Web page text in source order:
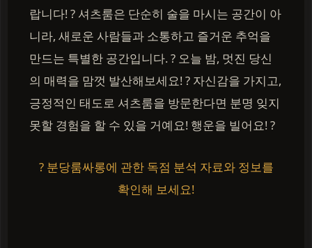
랍니다! ? 셔츠룸은 단순히 술을 마시는 공간이 아
니라, 새로운 사람들과 소통하고 즐거운 추억을
만드는 특별한 공간입니다. ? 오늘 밤, 멋진 당신
의 매력을 맘껏 발산해보세요! ? 자신감을 가지고,
긍정적인 태도로 셔츠룸을 방문한다면 분명 잊지
못할 경험을 할 수 있을 거예요! 행운을 빌어요! ?
? 분당룸싸롱에 관한 독점 분석 자료와 정보를
확인해 보세요!